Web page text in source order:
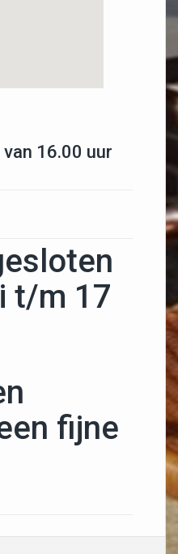
van 16.00 uur
t/m 17
fijne